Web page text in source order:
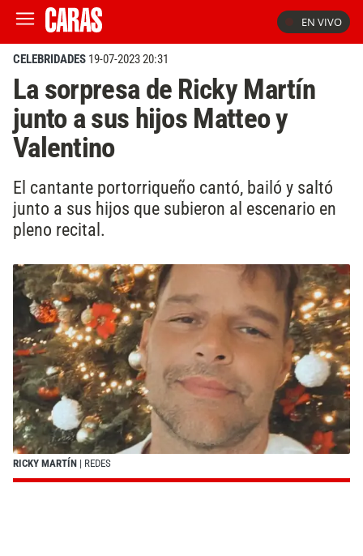
EN VIVO
CELEBRIDADES 19-07-2023 20:31
La sorpresa de Ricky Martín
junto a sus hijos Matteo y
Valentino
El cantante portorriqueño cantó, bailó y saltó
junto a sus hijos que subieron al escenario en
pleno recital.
RICKY MARTÍN | REDES